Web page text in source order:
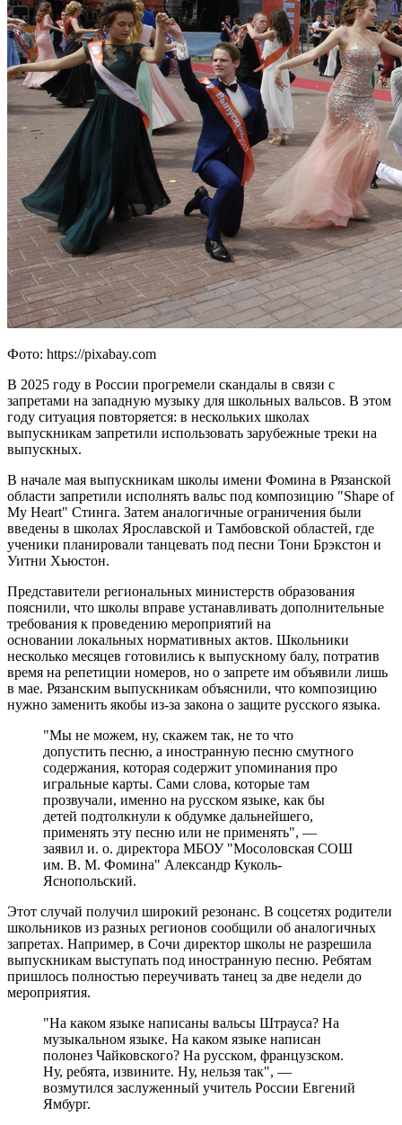
Фото: https://pixabay.com
В 2025 году в России прогремели скандалы в связи с
запретами на западную музыку для школьных вальсов. В этом
году ситуация повторяется: в нескольких школах
выпускникам запретили использовать зарубежные треки на
выпускных.
В начале мая выпускникам школы имени Фомина в Рязанской
области запретили исполнять вальс под композицию "Shape of
My Heart" Стинга. Затем аналогичные ограничения были
введены в школах Ярославской и Тамбовской областей, где
ученики планировали танцевать под песни Тони Брэкстон и
Уитни Хьюстон.
Представители региональных министерств образования
пояснили, что школы вправе устанавливать дополнительные
требования к проведению мероприятий на
основании локальных нормативных актов. Школьники
несколько месяцев готовились к выпускному балу, потратив
время на репетиции номеров, но о запрете им объявили лишь
в мае. Рязанским выпускникам объяснили, что композицию
нужно заменить якобы из-за закона о защите русского языка.
"Мы не можем, ну, скажем так, не то что
допустить песню, а иностранную песню смутного
содержания, которая содержит упоминания про
игральные карты. Сами слова, которые там
прозвучали, именно на русском языке, как бы
детей подтолкнули к обдумке дальнейшего,
применять эту песню или не применять", —
заявил и. о. директора МБОУ "Мосоловская СОШ
им. В. М. Фомина" Александр Куколь-
Яснопольский.
Этот случай получил широкий резонанс. В соцсетях родители
школьников из разных регионов сообщили об аналогичных
запретах. Например, в Сочи директор школы не разрешила
выпускникам выступать под иностранную песню. Ребятам
пришлось полностью переучивать танец за две недели до
мероприятия.
"На каком языке написаны вальсы Штрауса? На
музыкальном языке. На каком языке написан
полонез Чайковского? На русском, французском.
Ну, ребята, извините. Ну, нельзя так", —
возмутился заслуженный учитель России Евгений
Ямбург.